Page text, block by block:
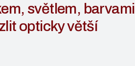
světlem, barvami
opticky větší